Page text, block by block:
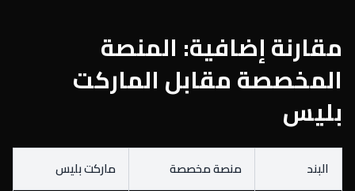
مقارنة إضافية: المنصة
المخصصة مقابل الماركت
بليس
البند منصة مخصصة
ماركت بليس